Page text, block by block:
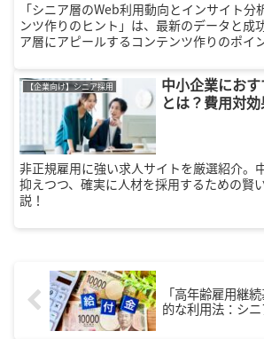
「シニア層のWeb利用動向とインサイト分
ンツ作りのヒント」は、最新のデータと成
ア層にアピールするコンテンツ作りのポイ
記事です。
【企業向け】シニア採用
中小企業にお
とは？費用対
非正規雇用に強い求人サイトを厳選紹介。
抑えつつ、確実に人材を採用するための賢
説！
「高年齢雇用継
的な利用法：シ